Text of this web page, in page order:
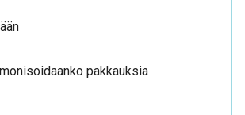
pakkauksia